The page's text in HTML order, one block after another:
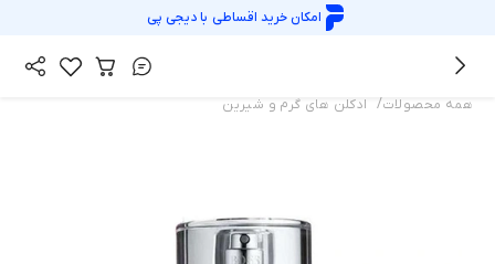
امکان خرید اقساطی بادیجی پی
همه محصولات/ ادکلن های گرم و شیرین